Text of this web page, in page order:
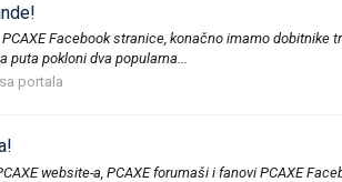
Facebook stranice, konačno imamo
pokloni dva popularna...
portala
website-a, PCAXE forumaši i fanovi PCAXE